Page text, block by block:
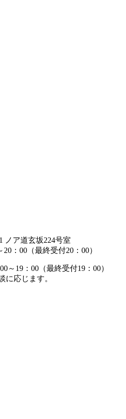
ノア道玄坂224号室
：00（最終受付20：00）
00（最終受付19：00）
に応じます。